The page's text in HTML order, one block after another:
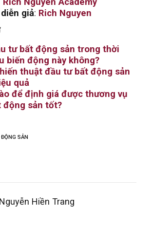
giả: Rich Nguyen
tư bất động sản trong thời
biến động này không?
thuật đầu tư bất động sản
quả
để định giá được thương vụ
động sản tốt?
SẢN
Hiền Trang